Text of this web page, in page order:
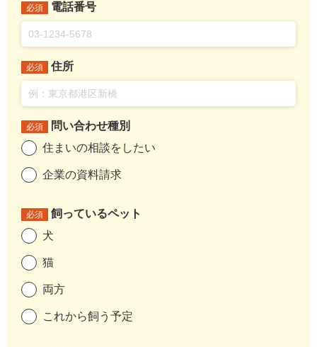
必須 電話番号
必須 住所
必須
問い合わせ種別
住まいの相談をしたい
企業の資料請求
必須
飼っているペット
犬
猫
両方
これから飼う予定